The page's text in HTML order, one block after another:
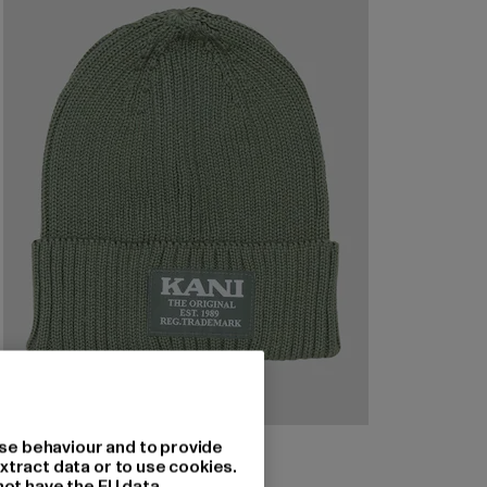
KARL KANI
Woven Retro Classic
behaviour and to provide
data or to use cookies.